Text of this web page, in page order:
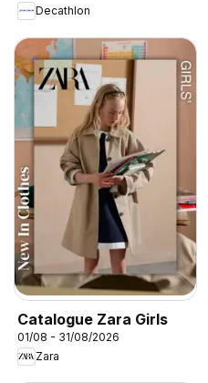
Decathlon
Catalogue Zara Girls
01/08 - 31/08/2026
Zara